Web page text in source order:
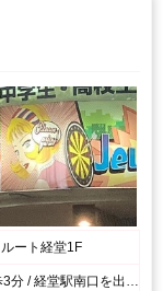
ート経堂1F
小田急小田原線 経堂駅南口より徒歩3分 / 経堂駅南口を出て右方向、農大通りを真っすぐ進むと3分ほどで右手側に見えてきます。 左手側に緑色の看板がある文房具・タバコ屋「木原文具店」の向かいになります。